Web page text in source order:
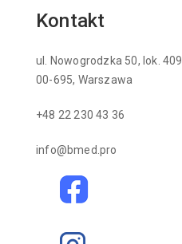
Kontakt
ul. Nowogrodzka 50, lok. 409
00-695, Warszawa
+48 22 230 43 36
info@bmed.pro